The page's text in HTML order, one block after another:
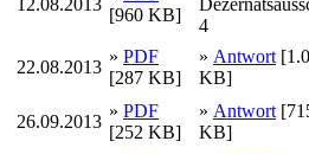
12.08.2013
[960 KB]
4
22.08.2013
» PDF
[287 KB]
» Antwort
KB]
26.09.2013
» PDF
[252 KB]
» Antwort
KB]